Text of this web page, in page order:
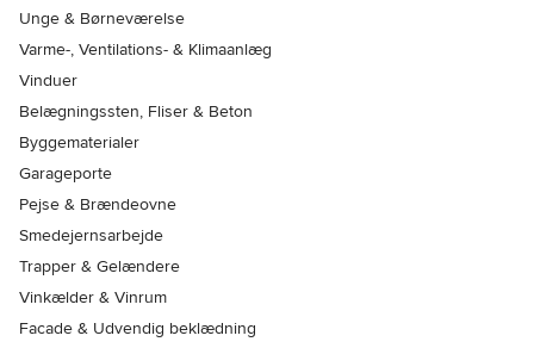
Unge & Børneværelse
Varme-, Ventilations- & Klimaanlæg
Vinduer
Belægningssten, Fliser & Beton
Byggematerialer
Garageporte
Pejse & Brændeovne
Smedejernsarbejde
Trapper & Gelændere
Vinkælder & Vinrum
Facade & Udvendig beklædning